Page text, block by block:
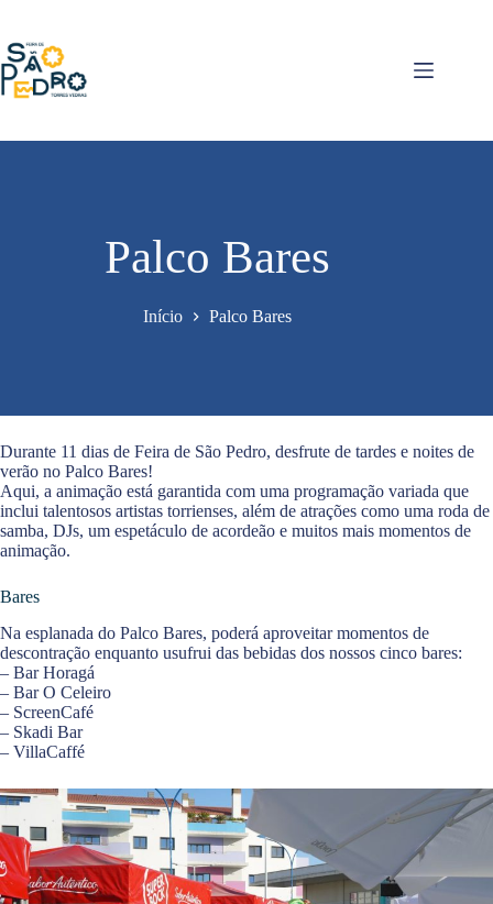
o
conteúdo
Palco Bares
Início Palco Bares
Durante 11 dias de Feira de São Pedro, desfrute de tardes e noites de
verão no Palco Bares!
Aqui, a animação está garantida com uma programação variada que
inclui talentosos artistas torrienses, além de atrações como uma roda de
samba, DJs, um espetáculo de acordeão e muitos mais momentos de
animação.
Bares
Na esplanada do Palco Bares, poderá aproveitar momentos de
descontração enquanto usufrui das bebidas dos nossos cinco bares:
– Bar Horagá
– Bar O Celeiro
– ScreenCafé
– Skadi Bar
– VillaCaffé